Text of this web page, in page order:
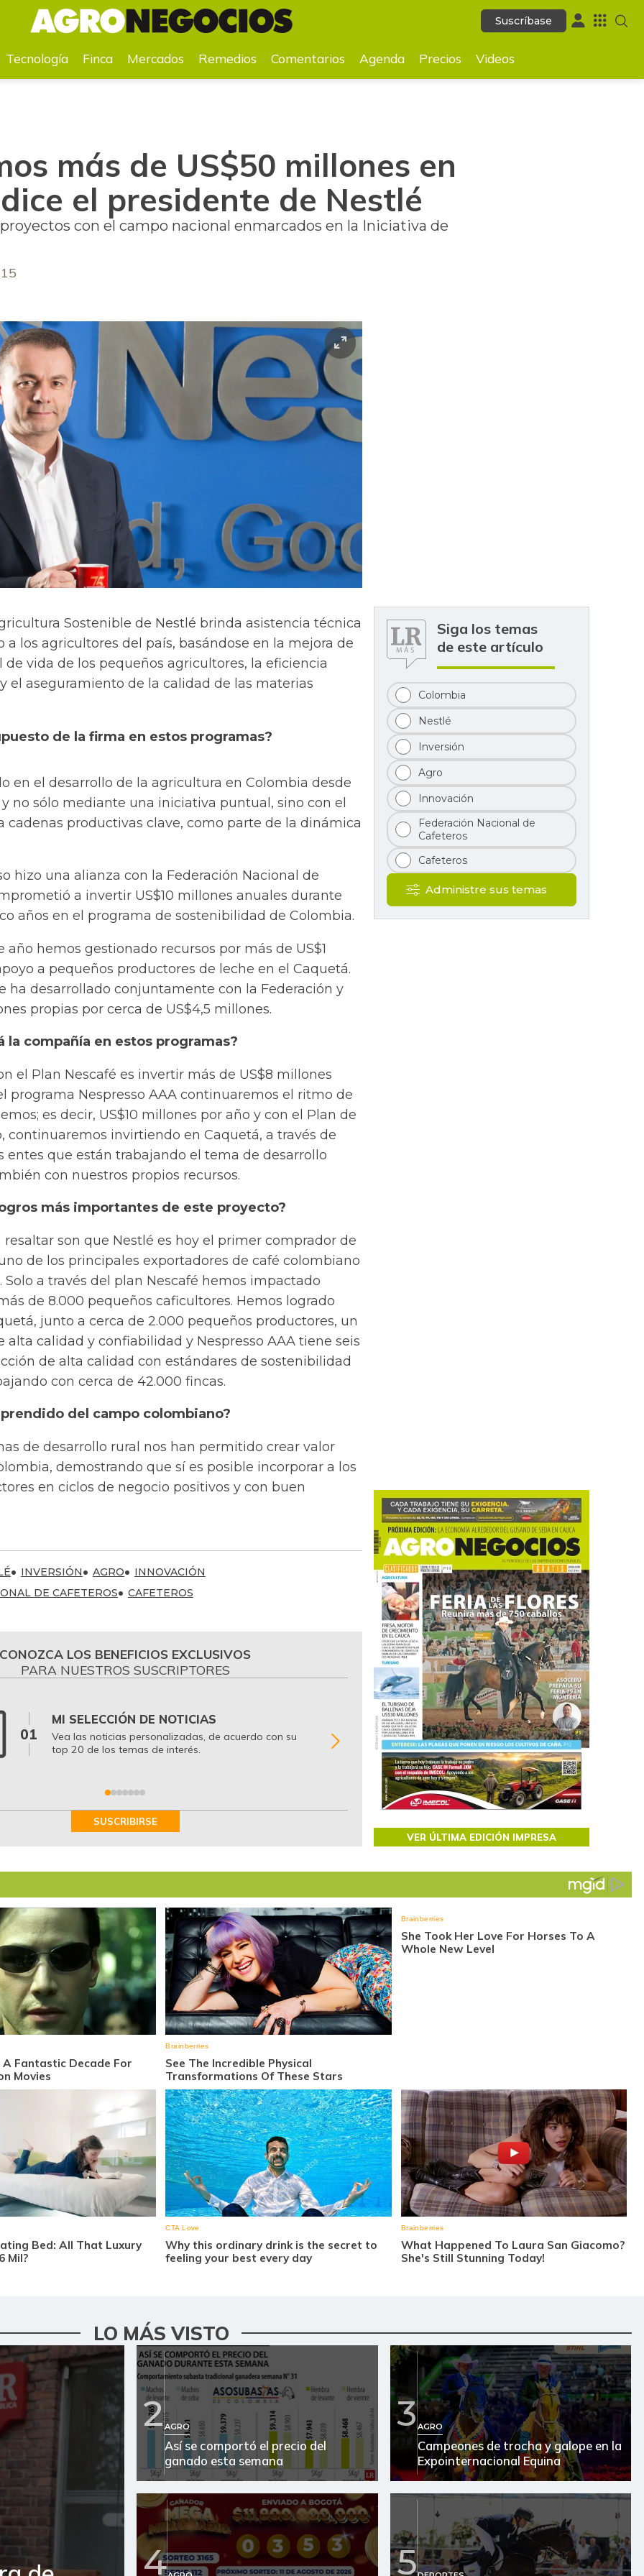
Suscríbase
dice el presidente de Nestlé
Suscríbase
Tecnología Finca Mercados Remedios Comentarios Agenda Precios Videos
más de US$50 millones en
el presidente de Nestlé
con el campo nacional enmarcados en la Iniciativa de
Sostenible de Nestlé brinda asistencia técnica
a los agricultores del país, basándose en la mejora de
de vida de los pequeños agricultores, la eficiencia
el aseguramiento de la calidad de las materias
de la firma en estos programas?
en el desarrollo de la agricultura en Colombia desde
y no sólo mediante una iniciativa puntual, sino con el
cadenas productivas clave, como parte de la dinámica
hizo una alianza con la Federación Nacional de
a invertir US$10 millones anuales durante
años en el programa de sostenibilidad de Colombia.
año hemos gestionado recursos por más de US$1
a pequeños productores de leche en el Caquetá.
ha desarrollado conjuntamente con la Federación y
propias por cerca de US$4,5 millones.
la compañía en estos programas?
el Plan Nescafé es invertir más de US$8 millones
programa Nespresso AAA continuaremos el ritmo de
es decir, US$10 millones por año y con el Plan de
continuaremos invirtiendo en Caquetá, a través de
entes que están trabajando el tema de desarrollo
con nuestros propios recursos.
más importantes de este proyecto?
son que Nestlé es hoy el primer comprador de
de los principales exportadores de café colombiano
Solo a través del plan Nescafé hemos impactado
de 8.000 pequeños caficultores. Hemos logrado
junto a cerca de 2.000 pequeños productores, un
alta calidad y confiabilidad y Nespresso AAA tiene seis
de alta calidad con estándares de sostenibilidad
con cerca de 42.000 fincas.
del campo colombiano?
de desarrollo rural nos han permitido crear valor
demostrando que sí es posible incorporar a los
en ciclos de negocio positivos y con buen
INVERSIÓN AGRO
INNOVACIÓN
DE CAFETEROS
CAFETEROS
CONOZCA LOS BENEFICIOS EXCLUSIVOS
PARA NUESTROS SUSCRIPTORES
01
MI SELECCIÓN DE NOTICIAS
Vea las noticias personalizadas, de acuerdo con su
top 20 de los temas de interés.
02
BITÁCORA EMPRESARIAL 10.000 LR
Recopilación clasificada por sectores
regiones del comportamiento general y
de las 10.000 primeras empresas en ventas
Colombia.
SUSCRIBIRSE
Siga los temas
de este artículo
Colombia
Nestlé
Inversión
Agro
Innovación
Federación Nacional de
Cafeteros
Cafeteros
Administre sus temas
VER ÚLTIMA EDICIÓN IMPRESA
LO MÁS VISTO
2AGRO
Así se comportó el precio del
ganado esta semana
3AGRO
Campeones de trocha y galope en la
Expointernacional Equina
4 5